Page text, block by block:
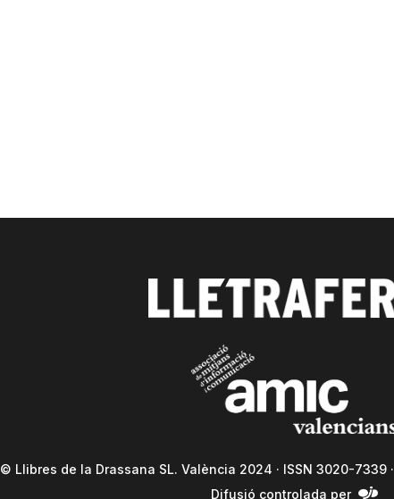
© Llibres de la Drassana SL. València 2024 · ISSN 3020-7339 ·
Difusió controlada per